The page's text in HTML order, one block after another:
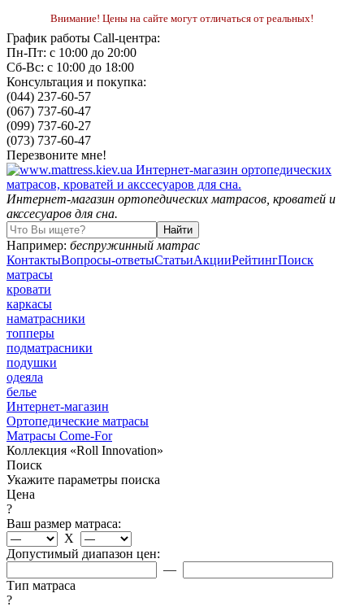
Внимание! Цены на сайте могут отличаться от реальных!
График работы Call-центра:
Пн-Пт: с 10:00 до 20:00
Сб-Вс: с 10:00 до 18:00
Консультация и покупка:
(044) 237-60-57
(067) 737-60-47
(099) 737-60-27
(073) 737-60-47
Перезвоните мне!
Интернет-магазин ортопедических матрасов, кроватей и
акссесуаров для сна.
Например: беспружинный матрас
КонтактыВопросы-ответыСтатьиАкцииРейтингПоиск
матрасы
кровати
каркасы
наматрасники
топперы
подматрасники
подушки
одеяла
белье
Интернет-магазин
Ортопедические матрасы
Матрасы Come-For
Коллекция «Roll Innovation»
Поиск
Укажите параметры поиска
Цена
?
Ваш размер матраса:
X
Допустимый диапазон цен:
—
Тип матраса
?